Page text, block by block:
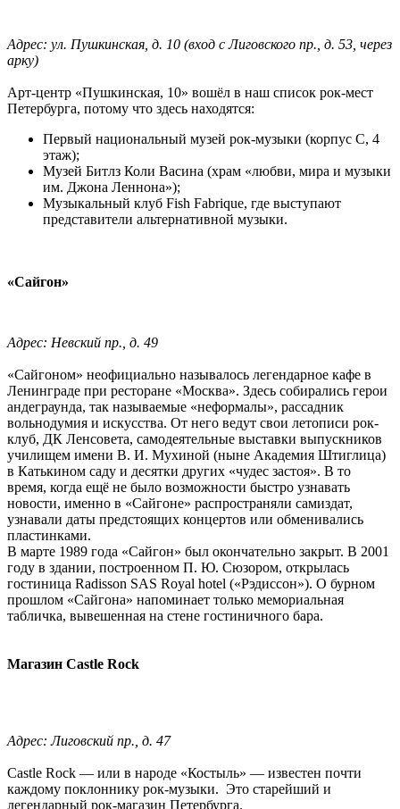
Адрес: ул. Пушкинская, д. 10 (вход с Лиговского пр., д. 53, через
арку)
Арт-центр «Пушкинская, 10» вошёл в наш список рок-мест
Петербурга, потому что здесь находятся:
Первый национальный музей рок-музыки (корпус C, 4
этаж);
Музей Битлз Коли Васина (храм «любви, мира и музыки
им. Джона Леннона»);
Музыкальный клуб Fish Fabrique, где выступают
представители альтернативной музыки.
«Сайгон»
Адрес: Невский пр., д. 49
«Сайгоном» неофициально называлось легендарное кафе в
Ленинграде при ресторане «Москва». Здесь собирались герои
андеграунда, так называемые «неформалы», рассадник
вольнодумия и искусства. От него ведут свои летописи рок-
клуб, ДК Ленсовета, самодеятельные выставки выпускников
училищем имени В. И. Мухиной (ныне Академия Штиглица)
в Катькином саду и десятки других «чудес застоя». В то
время, когда ещё не было возможности быстро узнавать
новости, именно в «Сайгоне» распространяли самиздат,
узнавали даты предстоящих концертов или обменивались
пластинками.
В марте 1989 года «Сайгон» был окончательно закрыт. В 2001
году в здании, построенном П. Ю. Сюзором, открылась
гостиница Radisson SAS Royal hotel («Рэдиссон»). О бурном
прошлом «Сайгона» напоминает только мемориальная
табличка, вывешенная на стене гостиничного бара.
Магазин Castle Rock
Адрес: Лиговский пр., д. 47
Castle Rock — или в народе «Костыль» — известен почти
каждому поклоннику рок-музыки. Это старейший и
легендарный рок-магазин Петербурга.